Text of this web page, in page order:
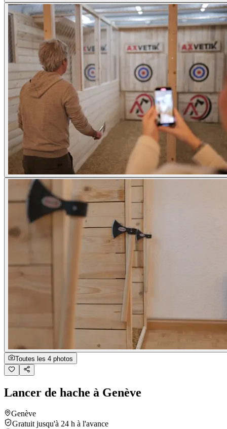
Toutes les 4 photos
Lancer de hache à Genève
Genève
Gratuit jusqu'à 24 h à l'avance